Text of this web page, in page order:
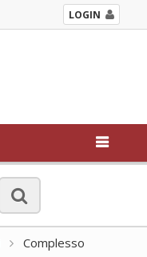
LOGIN
Complesso